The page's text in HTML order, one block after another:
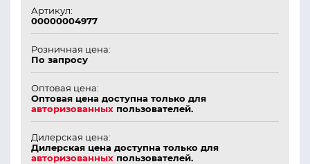
Артикул:
00000004977
Розничная цена:
По запросу
Оптовая цена:
Оптовая цена доступна только для
авторизованных пользователей.
Дилерская цена:
Дилерская цена доступна только для
авторизованных пользователей.